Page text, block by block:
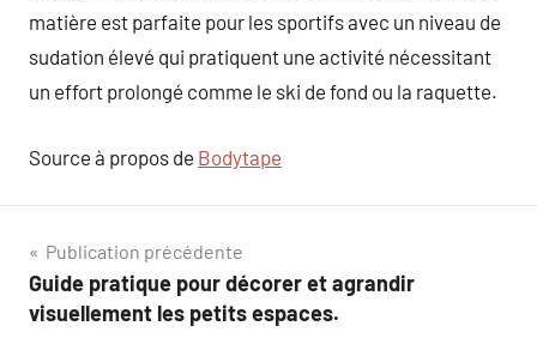
matière est parfaite pour les sportifs avec un niveau de
sudation élevé qui pratiquent une activité nécessitant
un effort prolongé comme le ski de fond ou la raquette.
Source à propos de Bodytape
Navigation
de
Publication précédente
Guide pratique pour décorer et agrandir
visuellement les petits espaces.